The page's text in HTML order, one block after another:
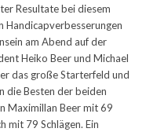
Resultate bei diesem
Handicapverbesserungen
am Abend auf der
Heiko Beer und Michael
das große Starterfeld und
die Besten der beiden
Maximillan Beer mit 69
mit 79 Schlägen. Ein